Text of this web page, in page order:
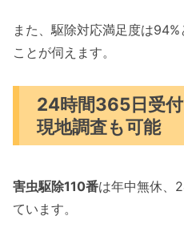
また、駆除対応満足度は
ことが伺えます。
24時間365日受
現地調査も可能
害虫駆除110番は年中無休、
ています。